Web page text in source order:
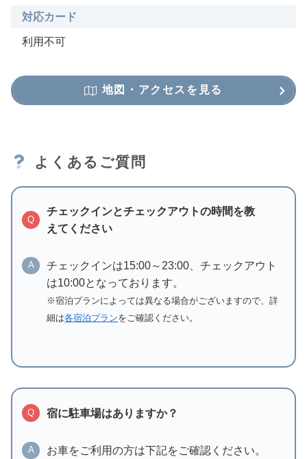
対応カード
利用不可
地図・アクセスを見る
よくあるご質問
Q
チェックインとチェックアウトの時間を教
えてください
A
チェックインは15:00～23:00、チェックアウト
は10:00となっております。
※宿泊プランによっては異なる場合がございますので、詳
細は各宿泊プランをご確認ください。
Q 宿に駐車場はありますか？
A
お車をご利用の方は下記をご確認ください。